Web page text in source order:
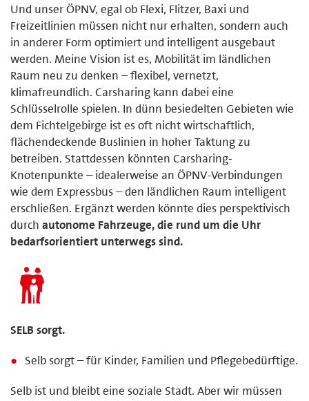
Und unser ÖPNV, egal ob Flexi, Flitzer, Baxi und
Freizeitlinien müssen nicht nur erhalten, sondern auch
in anderer Form optimiert und intelligent ausgebaut
werden. Meine Vision ist es, Mobilität im ländlichen
Raum neu zu denken – flexibel, vernetzt,
klimafreundlich. Carsharing kann dabei eine
Schlüsselrolle spielen. In dünn besiedelten Gebieten wie
dem Fichtelgebirge ist es oft nicht wirtschaftlich,
flächendeckende Buslinien in hoher Taktung zu
betreiben. Stattdessen könnten Carsharing-
Knotenpunkte – idealerweise an ÖPNV-Verbindungen
wie dem Expressbus – den ländlichen Raum intelligent
erschließen. Ergänzt werden könnte dies perspektivisch
durch autonome Fahrzeuge, die rund um die Uhr
bedarfsorientiert unterwegs sind.
SELB sorgt.
Selb sorgt – für Kinder, Familien und Pflegebedürftige.
Selb ist und bleibt eine soziale Stadt. Aber wir müssen